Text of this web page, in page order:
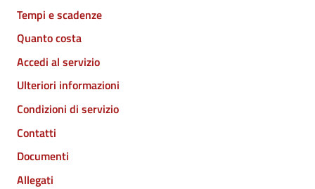
Tempi e scadenze
Quanto costa
Accedi al servizio
Ulteriori informazioni
Condizioni di servizio
Contatti
Documenti
Allegati